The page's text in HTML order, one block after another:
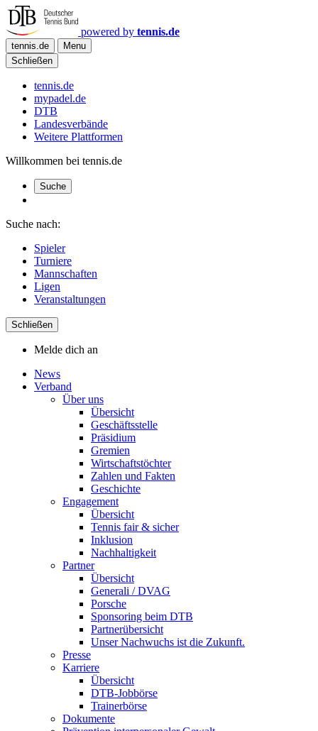
powered by tennis.de
tennis.de
Menu
Schließen
tennis.de
mypadel.de
DTB
Landesverbände
Weitere Plattformen
Willkommen bei tennis.de
Suche
Suche nach:
Spieler
Turniere
Mannschaften
Ligen
Veranstaltungen
Schließen
Melde dich an
News
Verband
Über uns
Übersicht
Geschäftsstelle
Präsidium
Gremien
Wirtschaftstöchter
Zahlen und Fakten
Geschichte
Engagement
Übersicht
Tennis fair & sicher
Inklusion
Nachhaltigkeit
Partner
Übersicht
Generali / DVAG
Porsche
Sponsoring beim DTB
Partnerübersicht
Unser Nachwuchs ist die Zukunft.
Presse
Karriere
Übersicht
DTB-Jobbörse
Trainerbörse
Dokumente